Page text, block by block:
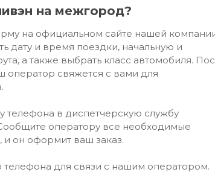
на межгород?
на официальном сайте нашей
дату и время поездки, начальную и
а также выбрать класс автомобиля.
свяжется с вами для
телефона в диспетчерскую службу
оператору все необходимые
и он оформит ваш заказ.
телефона для связи с нашим оператором.